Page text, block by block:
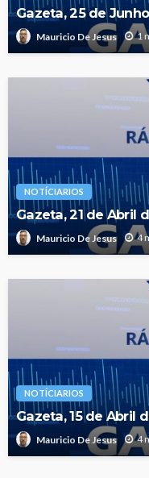
Gazeta, 25 de
Mauricio De Jesus 1
NOTÍCIARIOS
Gazeta, 21 de Abril
Mauricio De Jesus 4
NOTÍCIARIOS
Gazeta, 15 de Abril
Mauricio De Jesus 4